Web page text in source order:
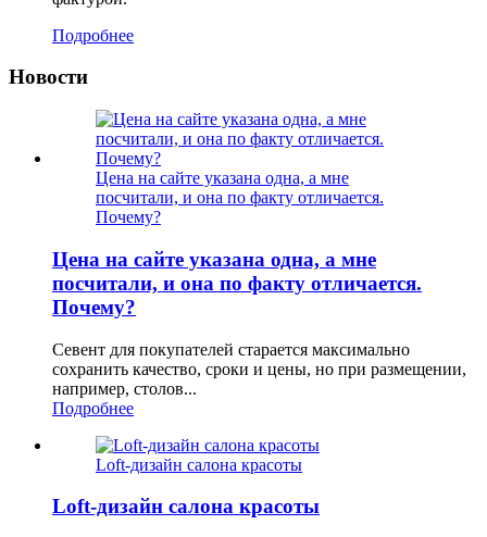
Подробнее
Новости
Цена на сайте указана одна, а мне
посчитали, и она по факту отличается.
Почему?
Цена на сайте указана одна, а мне
посчитали, и она по факту отличается.
Почему?
Севент для покупателей старается максимально
сохранить качество, сроки и цены, но при размещении,
например, столов...
Подробнее
Loft-дизайн салона красоты
Loft-дизайн салона красоты